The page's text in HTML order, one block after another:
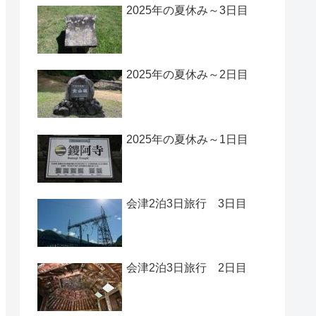
2025年の夏休み～3日目
2025年の夏休み～2日目
2025年の夏休み～1日目
会津2泊3日旅行 3日目
会津2泊3日旅行 2日目